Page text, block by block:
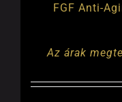
FGF Anti-
Az árak